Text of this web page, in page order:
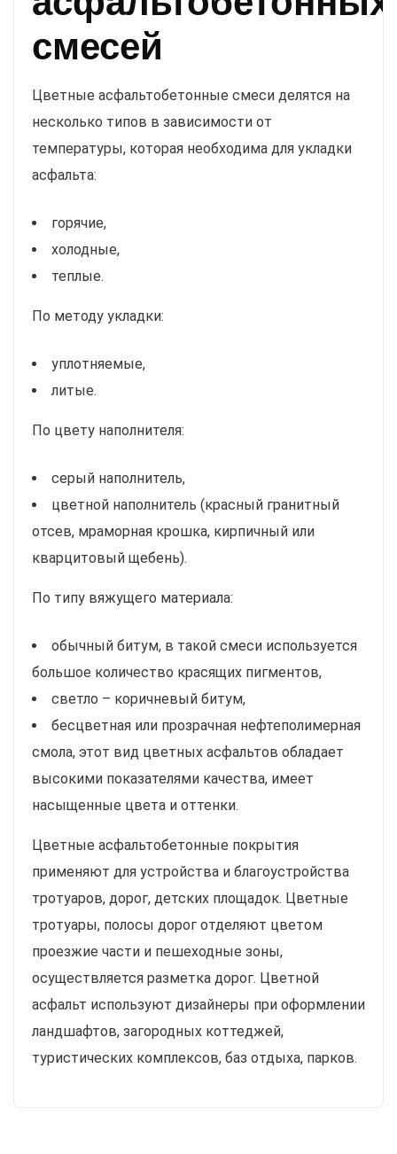
смесей
Цветные асфальтобетонные смеси делятся на
несколько типов в зависимости от
температуры, которая необходима для укладки
асфальта:
горячие,
холодные,
теплые.
По методу укладки:
уплотняемые,
литые.
По цвету наполнителя:
серый наполнитель,
цветной наполнитель (красный гранитный
отсев, мраморная крошка, кирпичный или
кварцитовый щебень).
По типу вяжущего материала:
обычный битум, в такой смеси используется
большое количество красящих пигментов,
светло – коричневый битум,
бесцветная или прозрачная нефтеполимерная
смола, этот вид цветных асфальтов обладает
высокими показателями качества, имеет
насыщенные цвета и оттенки.
Цветные асфальтобетонные покрытия
применяют для устройства и благоустройства
тротуаров, дорог, детских площадок. Цветные
тротуары, полосы дорог отделяют цветом
проезжие части и пешеходные зоны,
осуществляется разметка дорог. Цветной
асфальт используют дизайнеры при оформлении
ландшафтов, загородных коттеджей,
туристических комплексов, баз отдыха, парков.